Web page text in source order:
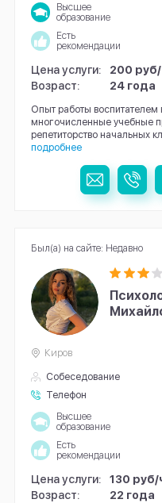
Высшее
образование
Есть
рекомендации
Цена услуги:
200
Возраст:
24 года
Опыт работы воспитателем
многочисленные учебные
репетиторство начальных
подробнее
Собеседование
Телефон
Киров
Высшее
образование
Есть
рекомендации
Цена услуги:
130 руб/
Возраст:
22 года
Был(а) на сайте: Недавно